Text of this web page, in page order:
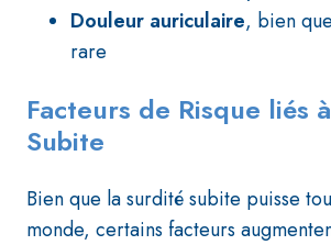
Douleur auriculaire, bien
rare
Facteurs de Risque liés
Subite
Bien que la surdité subite puisse
monde, certains facteurs